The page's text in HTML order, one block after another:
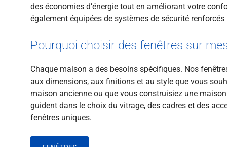
des économies d’énergie tout en améliorant votre
également équipées de systèmes de sécurité
Pourquoi choisir des fenêtres sur
Chaque maison a des besoins spécifiques. Nos
aux dimensions, aux finitions et au style que vous
maison ancienne ou que vous construisiez une
guident dans le choix du vitrage, des cadres et des
fenêtres uniques.